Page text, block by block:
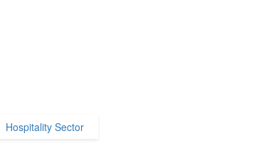
Hospitality Sector